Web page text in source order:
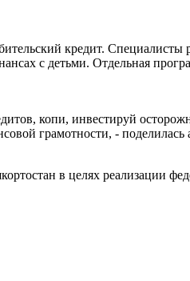
кредит. Специалисты
с детьми. Отдельная
копи, инвестируй
грамотности, - поделилась
в целях реализации